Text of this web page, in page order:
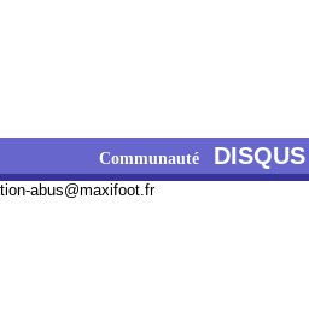
Communauté DISQUS
abus@maxifoot.fr